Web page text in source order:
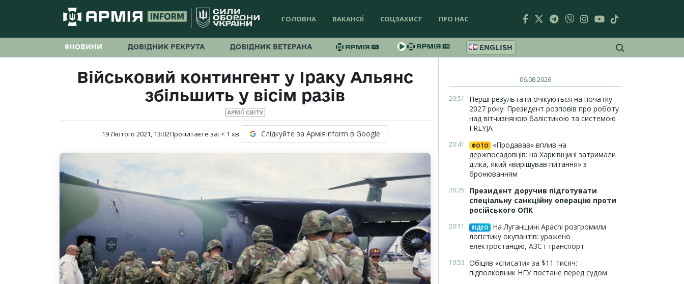
ГОЛОВНА ВАКАНСІЇ СОЦЗАХИСТ ПРО НАС
#НОВИНИ ДОВІДНИК РЕКРУТА ДОВІДНИК ВЕТЕРАНА ENGLISH
Військовий контингент у Іраку Альянс
збільшить у вісім разів
АРМІЇ СВІТУ
19 Лютого 2021, 13:02Прочитаєте за: < 1 хв. Слідкуйте за АрміяInform в Google
06.08.2026
20:51
Перші результати очікуються на початку
2027 року: Президент розповів про роботу
над вітчизняною балістикою та системою
FREYJA
20:41 ФОТО
«Продавав» вплив на
держпосадовців: на Харківщині затримали
ділка, який «вирішував питання» з
бронюванням
20:25
Президент доручив підготувати
спеціальну санкційну операцію проти
російського ОПК
20:11 ВІДЕО
На Луганщині Apachi розгромили
логістику окупантів: уражено
електростанцію, АЗС і транспорт
19:53 Обіцяв «списати» за $11 тисяч:
підполковник НГУ постане перед судом